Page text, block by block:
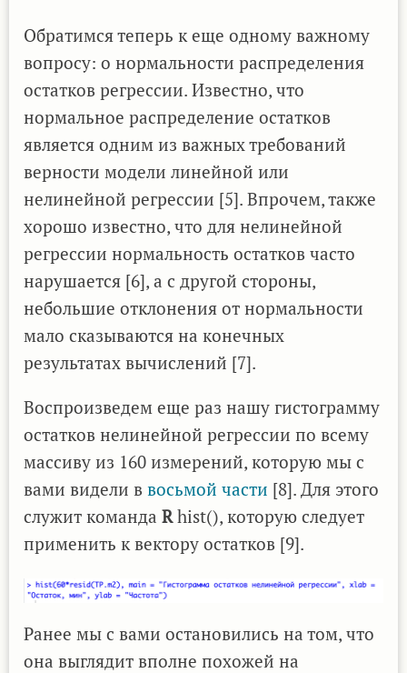
Обратимся теперь к еще одному важному
вопросу: о нормальности распределения
остатков регрессии. Известно, что
нормальное распределение остатков
является одним из важных требований
верности модели линейной или
нелинейной регрессии [5]. Впрочем, также
хорошо известно, что для нелинейной
регрессии нормальность остатков часто
нарушается [6], а с другой стороны,
небольшие отклонения от нормальности
мало сказываются на конечных
результатах вычислений [7].
Воспроизведем еще раз нашу гистограмму
остатков нелинейной регрессии по всему
массиву из 160 измерений, которую мы с
вами видели в восьмой части [8]. Для этого
служит команда Rhist(), которую следует
применить к вектору остатков [9].
Ранее мы с вами остановились на том, что
она выглядит вполне похожей на